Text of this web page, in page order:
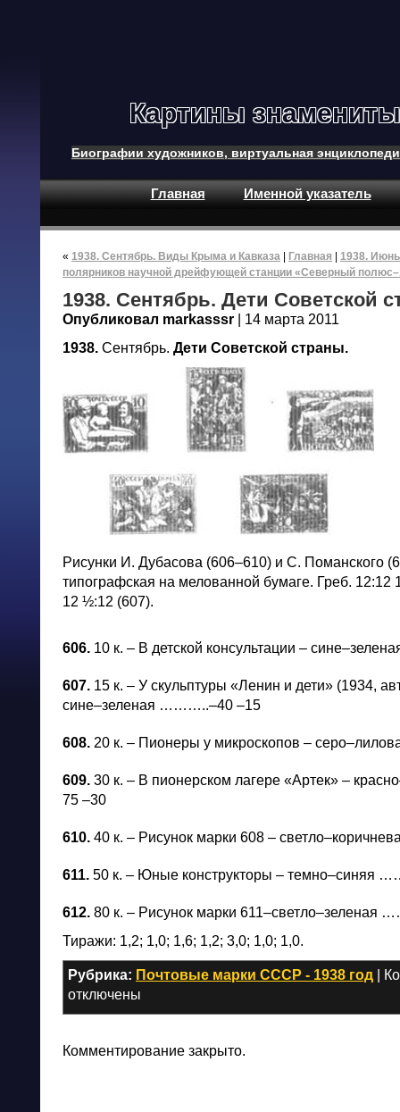
Картины
Биографии художников, виртуальная
Главная Именной указатель
« 1938. Сентябрь. Виды Крыма и Кавказа Главная
1938.
полярников научной дрейфующей станции «Северный
1938. Сентябрь. Дети Советской
Опубликовал markasssr | 14 марта 2011
1938. Сентябрь. Дети Советской страны.
Рисунки И. Дубасова (606–610) и С. Поманского
типографская на мелованной бумаге. Греб. 12:12
12 ½:12 (607).
606. 10 к. – В детской консультации –
607. 15 к. – У скульптуры «Ленин и дети» (1934,
сине–зеленая ………..–40 –15
608. 20 к. – Пионеры у микроскопов –
609. 30 к. – В пионерском лагере «Артек» –
75 –30
610. 40 к. – Рисунок марки 608 –
611. 50 к. – Юные конструкторы – темно–синяя
612. 80 к. – Рисунок марки 611–светло–зеленая
Тиражи: 1,2; 1,0; 1,6; 1,2; 3,0; 1,0; 1,0.
Рубрика: Почтовые марки СССР - 1938 год
отключены
Комментирование закрыто.